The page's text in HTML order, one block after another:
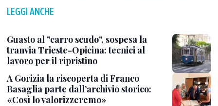
LEGGI ANCHE
Guasto al "carro scudo", sospesa la
tranvia Trieste-Opicina: tecnici al
lavoro per il ripristino
A Gorizia la riscoperta di Franco
Basaglia parte dall’archivio storico:
«Così lo valorizzeremo»